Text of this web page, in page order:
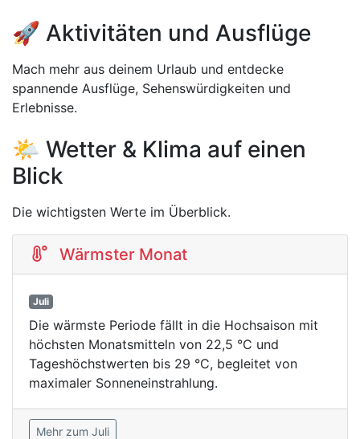
🚀 Aktivitäten und Ausflüge
Mach mehr aus deinem Urlaub und entdecke
spannende Ausflüge, Sehenswürdigkeiten und
Erlebnisse.
🌤️ Wetter & Klima auf einen
Blick
Die wichtigsten Werte im Überblick.
Wärmster Monat
Juli
Die wärmste Periode fällt in die Hochsaison mit
höchsten Monatsmitteln von 22,5 °C und
Tageshöchstwerten bis 29 °C, begleitet von
maximaler Sonneneinstrahlung.
Mehr zum Juli